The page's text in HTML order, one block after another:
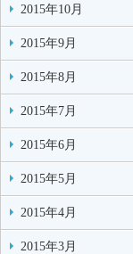
2015年10月
2015年9月
2015年8月
2015年7月
2015年6月
2015年5月
2015年4月
2015年3月